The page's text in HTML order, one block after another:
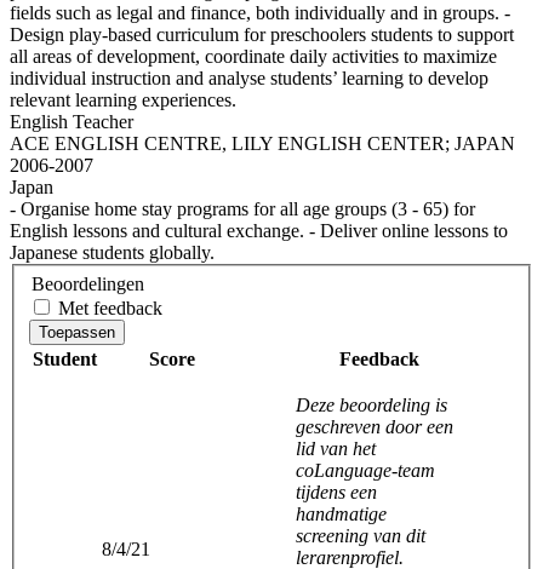
fields such as legal and finance, both individually and in groups. -
Design play-based curriculum for preschoolers students to support
all areas of development, coordinate daily activities to maximize
individual instruction and analyse students’ learning to develop
relevant learning experiences.
English Teacher
ACE ENGLISH CENTRE, LILY ENGLISH CENTER; JAPAN
2006-2007
Japan
- Organise home stay programs for all age groups (3 - 65) for
English lessons and cultural exchange. - Deliver online lessons to
Japanese students globally.
Beoordelingen
Met feedback
Toepassen
Student Score Feedback
8/4/21
Deze beoordeling is
geschreven door een
lid van het
coLanguage-team
tijdens een
handmatige
screening van dit
lerarenprofiel.